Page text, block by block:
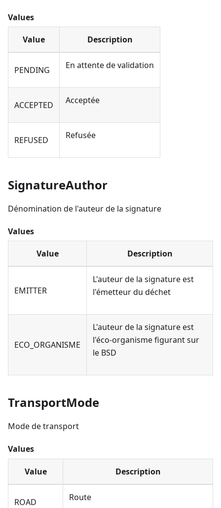
Values
Value Description
PENDING En attente de validation
ACCEPTED Acceptée
REFUSED Refusée
SignatureAuthor
Dénomination de l'auteur de la signature
Values
Value Description
EMITTER
L'auteur de la signature est
l'émetteur du déchet
ECO_ORGANISME
L'auteur de la signature est
l'éco-organisme figurant sur
le BSD
TransportMode
Mode de transport
Values
Value Description
ROAD Route